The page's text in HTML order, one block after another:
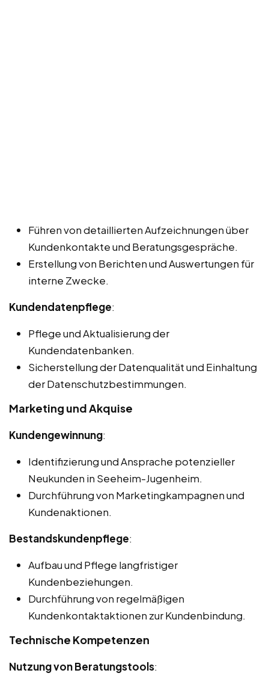
Führen von detaillierten Aufzeichnungen über
Kundenkontakte und Beratungsgespräche.
Erstellung von Berichten und Auswertungen für
interne Zwecke.
Kundendatenpflege:
Pflege und Aktualisierung der
Kundendatenbanken.
Sicherstellung der Datenqualität und Einhaltung
der Datenschutzbestimmungen.
Marketing und Akquise
Kundengewinnung:
Identifizierung und Ansprache potenzieller
Neukunden in Seeheim-Jugenheim.
Durchführung von Marketingkampagnen und
Kundenaktionen.
Bestandskundenpflege:
Aufbau und Pflege langfristiger
Kundenbeziehungen.
Durchführung von regelmäßigen
Kundenkontaktaktionen zur Kundenbindung.
Technische Kompetenzen
Nutzung von Beratungstools: